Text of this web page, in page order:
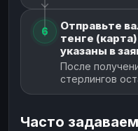
6
Отправьте
тенге
указаны в
После
стерлингов
Часто